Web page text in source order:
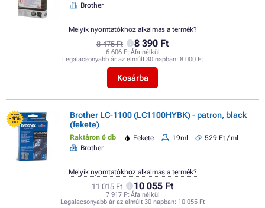
Brother
8 475 Ft 8 390 Ft
6 606 Ft Áfa nélkül
Legalacsonyabb ár az elmúlt 30 napban: 8 000 Ft
Kosárba
Melyik nyomtatókhoz alkalmas a termék?
FLASH
- 9%
SALE
Brother LC-1100 (LC1100HYBK) - patron, black
(fekete)
Raktáron 6 db Fekete 19ml
529 Ft / ml
Brother
11 015 Ft 10 055 Ft
7 917 Ft Áfa nélkül
Legalacsonyabb ár az elmúlt 30 napban: 10 055 Ft
Melyik nyomtatókhoz alkalmas a termék?